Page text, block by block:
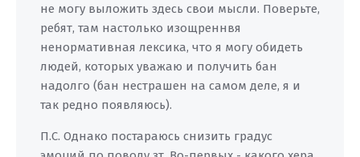
не могу выложить здесь свои мысли. Поверьте,
ребят, там настолько изощреннвя
ненормативная лексика, что я могу обидеть
людей, которых уважаю и получить бан
надолго (бан нестрашен на самом деле, я и
так редно появляюсь).
П.С. Однако постараюсь снизить градус